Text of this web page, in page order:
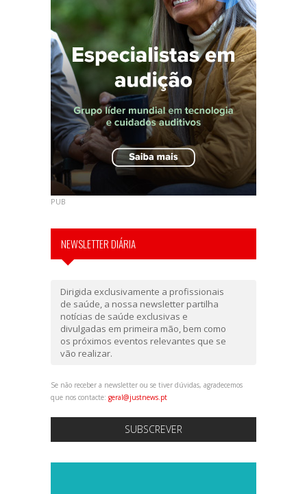
PUB
NEWSLETTER DIÁRIA
Dirigida exclusivamente a profissionais
de saúde, a nossa newsletter partilha
notícias de saúde exclusivas e
divulgadas em primeira mão, bem como
os próximos eventos relevantes que se
vão realizar.
Se não receber a newsletter ou se tiver dúvidas, agradecemos
que nos contacte: geral@justnews.pt
SUBSCREVER